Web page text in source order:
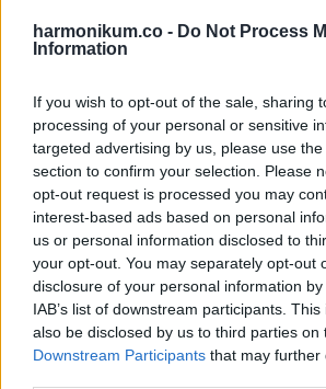
harmonikum.co - Do Not Process
Information
If you wish to opt-out of the sale, sharing
processing of your personal or sensitive
targeted advertising by us, please use
section to confirm your selection. Please
opt-out request is processed you may
interest-based ads based on personal
us or personal information disclosed to
your opt-out. You may separately opt-out
disclosure of your personal information
IAB’s list of downstream participants.
also be disclosed by us to third parties on
Downstream Participants that may further
többé ideges az iskolába járástól, és
alakult ki Lane-nel.